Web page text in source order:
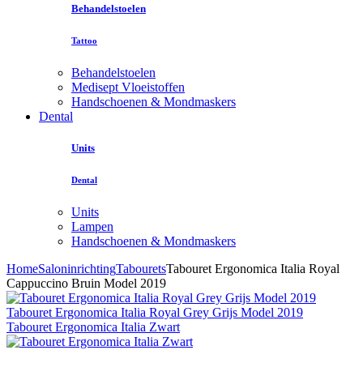
Behandelstoelen
Tattoo
Behandelstoelen
Medisept Vloeistoffen
Handschoenen & Mondmaskers
Dental
Units
Dental
Units
Lampen
Handschoenen & Mondmaskers
HomeSaloninrichtingTabouretsTabouret Ergonomica Italia Royal
Cappuccino Bruin Model 2019
Tabouret Ergonomica Italia Royal Grey Grijs Model 2019
Tabouret Ergonomica Italia Zwart